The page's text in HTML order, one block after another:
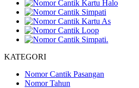
KATEGORI
Nomor Cantik Pasangan
Nomor Tahun